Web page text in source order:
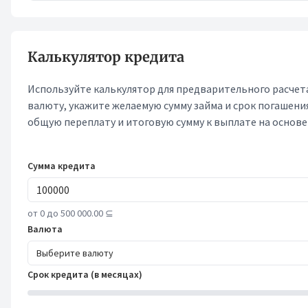
Калькулятор кредита
Используйте калькулятор для предварительного
валюту, укажите желаемую сумму займа и срок
общую переплату и итоговую сумму к выплате на
Сумма кредита
от 0 до 500 000.00 ⊆
Валюта
Выберите валюту
Срок кредита (в месяцах)